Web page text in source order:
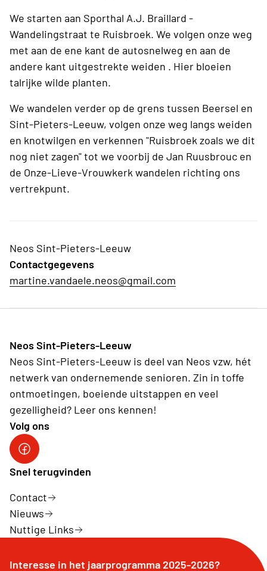
We starten aan Sporthal A.J. Braillard -
Wandelingstraat te Ruisbroek. We volgen onze weg
met aan de ene kant de autosnelweg en aan de
andere kant uitgestrekte weiden . Hier bloeien
talrijke wilde planten.
We wandelen verder op de grens tussen Beersel en
Sint-Pieters-Leeuw, volgen onze weg langs weiden
en knotwilgen en verkennen "Ruisbroek zoals we dit
nog niet zagen" tot we voorbij de Jan Ruusbrouc en
de Onze-Lieve-Vrouwkerk wandelen richting ons
vertrekpunt.
Neos Sint-Pieters-Leeuw
Contactgegevens
martine.vandaele.neos@gmail.com
Neos Sint-Pieters-Leeuw
Neos Sint-Pieters-Leeuw is deel van Neos vzw, hét
netwerk van ondernemende senioren. Zin in toffe
ontmoetingen, boeiende uitstappen en veel
gezelligheid? Leer ons kennen!
Volg ons
Facebook
Snel terugvinden
Contact
Nieuws
Nuttige Links
Interesse in het jaarprogramma 2025-2026?